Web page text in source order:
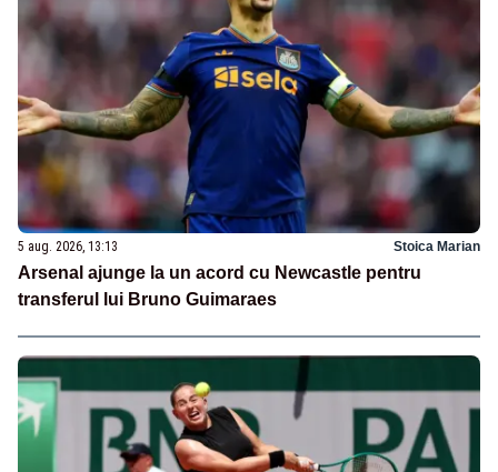
5 aug. 2026, 13:13 Stoica Marian
Arsenal ajunge la un acord cu Newcastle pentru
transferul lui Bruno Guimaraes